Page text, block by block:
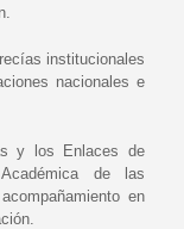
institucionales
nacionales e
y los Enlaces de
Académica de las
en